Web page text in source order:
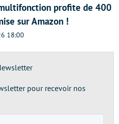
profite de 400
sur Amazon !
18:00
pour recevoir nos